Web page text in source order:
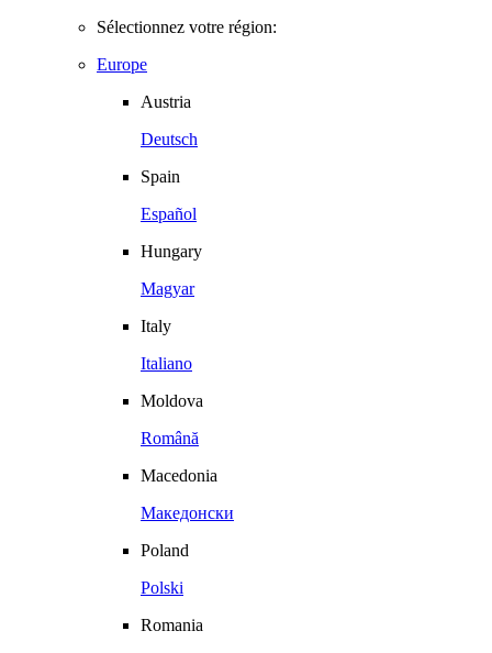
Sélectionnez votre région:
Europe
Austria
Deutsch
Spain
Español
Hungary
Magyar
Italy
Italiano
Moldova
Română
Macedonia
Македонски
Poland
Polski
Romania